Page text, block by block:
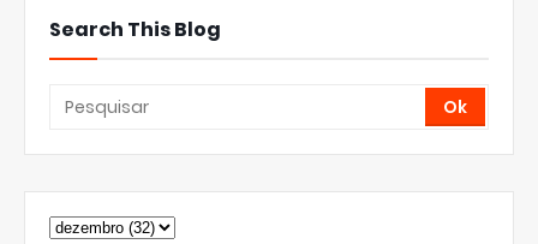
Search This Blog